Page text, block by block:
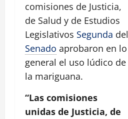
comisiones de Justicia,
de Salud y de Estudios
Legislativos Segunda del
Senado aprobaron en lo
general el uso lúdico de
la mariguana.
“Las comisiones
unidas de Justicia, de